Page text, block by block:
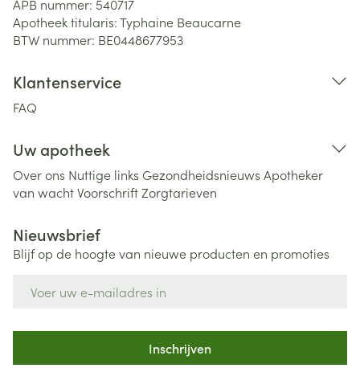
APB nummer: 540717
Apotheek titularis:Typhaine Beaucarne
BTW nummer: BE0448677953
Klantenservice
FAQ
Uw apotheek
Over ons Nuttige links Gezondheidsnieuws Apotheker
van wachtVoorschriftZorgtarieven
Nieuwsbrief
Blijf op de hoogte van nieuwe producten en promoties
Inschrijven